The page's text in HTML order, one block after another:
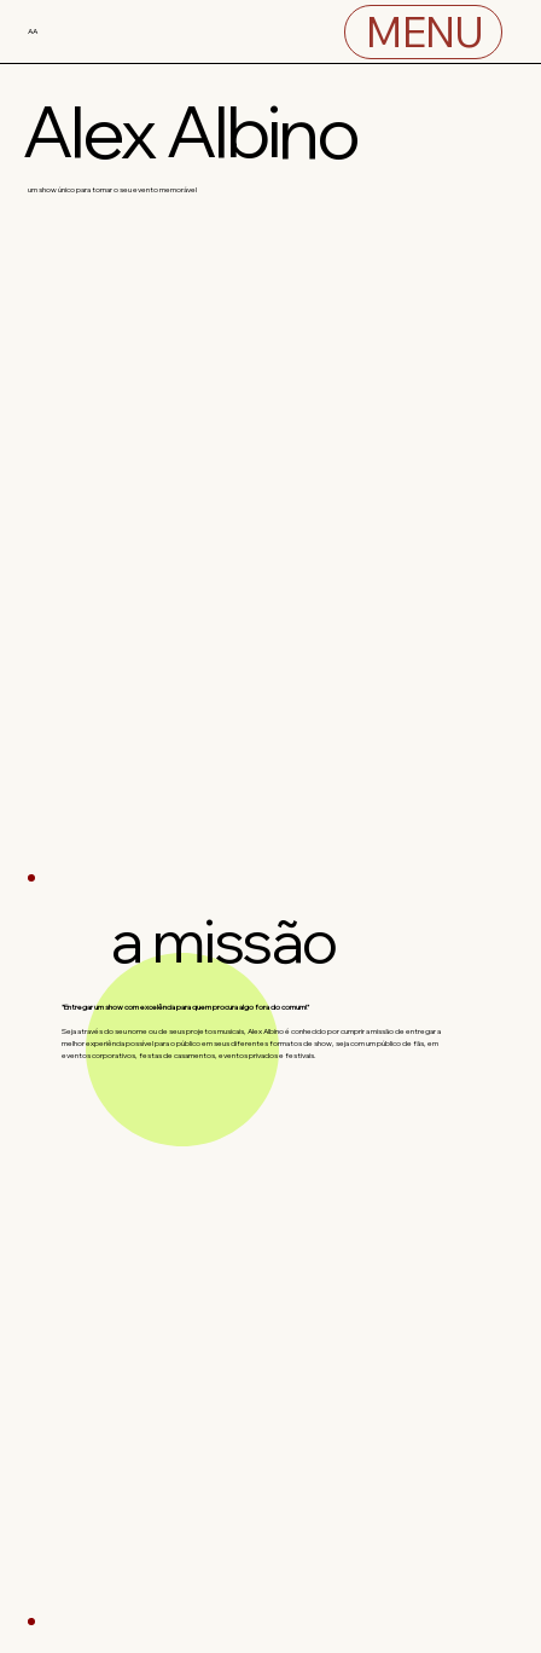
AA MENU
Alex Albino
um show único para tornar o seu evento memorável
a missão
"Entregar um show com excelência para quem procura algo fora do comum!"
Seja através do seu nome ou de seus projetos musicais, Alex Albino é conhecido por cumprir a missão de entregar a
melhor experiência possível para o público em seus diferentes formatos de show, seja com um público de fãs, em
eventos corporativos, festas de casamentos, eventos privados e festivais.